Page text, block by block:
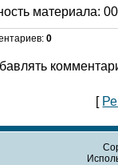
материала:
: 0
[